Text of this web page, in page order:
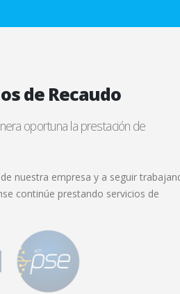
de Recaudo
oportuna la prestación de
nuestra empresa y a seguir
continúe prestando servicios de